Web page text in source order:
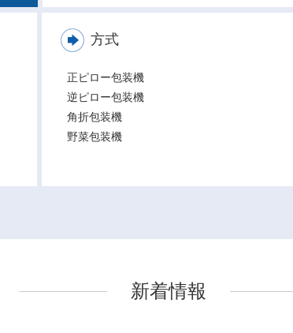
方式
正ピロー包装機
逆ピロー包装機
角折包装機
野菜包装機
新着情報